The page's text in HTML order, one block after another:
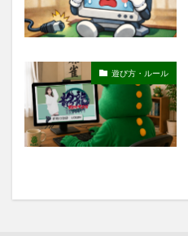
遊び方・ルール